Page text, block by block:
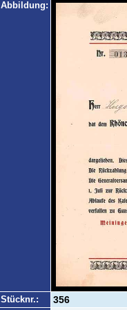
Abbildung:
Stücknr.: 356